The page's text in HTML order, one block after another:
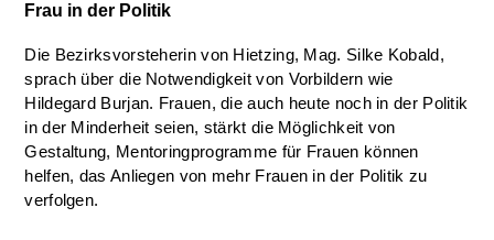
Frau in der Politik
Die Bezirksvorsteherin von Hietzing, Mag. Silke Kobald,
sprach über die Notwendigkeit von Vorbildern wie
Hildegard Burjan. Frauen, die auch heute noch in der Politik
in der Minderheit seien, stärkt die Möglichkeit von
Gestaltung, Mentoringprogramme für Frauen können
helfen, das Anliegen von mehr Frauen in der Politik zu
verfolgen.